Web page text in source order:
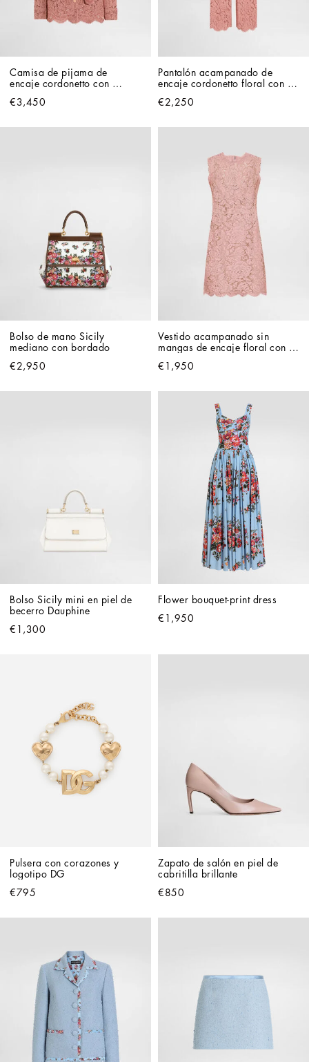
Camisa de pijama de
encaje cordonetto con
€3,450
Pantalón acampanado de
encaje cordonetto floral con
€2,250
Bolso de mano Sicily
mediano con bordado
€2,950
Vestido acampanado sin
mangas de encaje floral con
€1,950
Bolso Sicily mini en piel de
becerro Dauphine
€1,300
Flower bouquet-print dress
€1,950
Pulsera con corazones y
logotipo DG
€795
Zapato de salón en piel de
cabritilla brillante
€850